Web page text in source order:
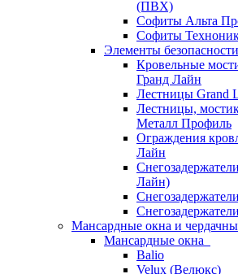
(ПВХ)
Софиты Альта
Софиты
Элементы
Кровельные
Гранд Лайн
Лестницы Grand
Лестницы,
Металл Профиль
Ограждения
Лайн
Лайн)
Мансардные окна и
Мансардные окна
Balio
Velux (Велюкс)